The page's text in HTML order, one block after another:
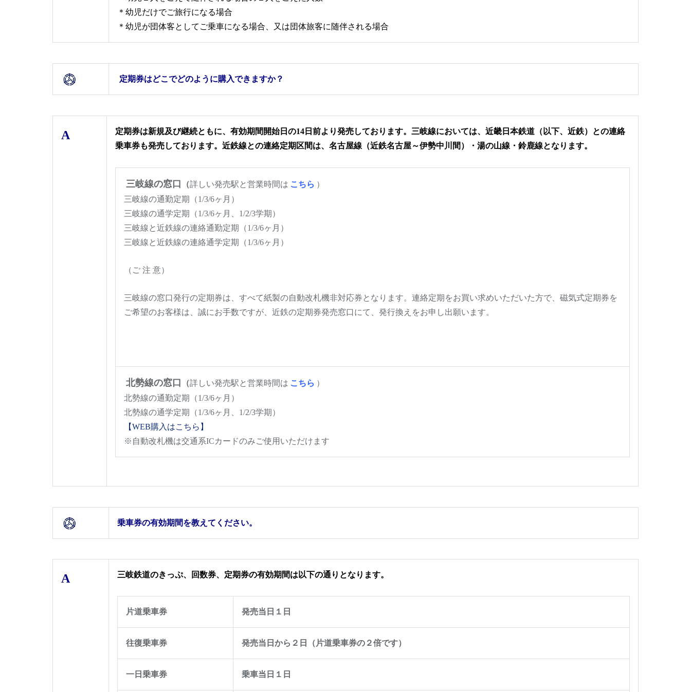
＊幼児だけでご旅行になる場合
＊幼児が団体客としてご乗車になる場合、又は団体旅客に随伴される場合
定期券はどこでどのように購入できますか？
A 定期券は新規及び継続ともに、有効期間開始日の14日前より発売しております。三岐線においては、 近畿日本鉄道（以下、近鉄）との連絡
乗車券も発売しております。近鉄線との連絡定期区間は、名古屋線（近鉄名古屋～伊勢中川間）・湯の山線・鈴鹿線となります。
三岐線の窓口 （詳しい発売駅と営業時間は こちら ）
三岐線の通勤定期（1/3/6ヶ月）
三岐線の通学定期（1/3/6ヶ月、1/2/3学期）
三岐線と近鉄線の連絡通勤定期（1/3/6ヶ月）
三岐線と近鉄線の連絡通学定期（1/3/6ヶ月）
（ご 注 意）
三岐線の窓口発行の定期券は、すべて紙製の自動改札機非対応券となります。連絡定期をお買い求めいただいた方で、磁気式定期券を
ご希望のお客様は、誠にお手数ですが、近鉄の定期券発売窓口にて、発行換えをお申し出願います。
北勢線の窓口 （詳しい発売駅と営業時間は こちら ）
北勢線の通勤定期（1/3/6ヶ月）
北勢線の通学定期（1/3/6ヶ月、1/2/3学期）
【WEB購入はこちら】
※自動改札機は交通系ICカードのみご使用いただけます
乗車券の有効期間を教えてください。
A 三岐鉄道のきっぷ、回数券、定期券の有効期間は以下の通りとなります。
片道乗車券 発売当日１日
往復乗車券 発売当日から２日（片道乗車券の２倍です）
一日乗車券 乗車当日１日